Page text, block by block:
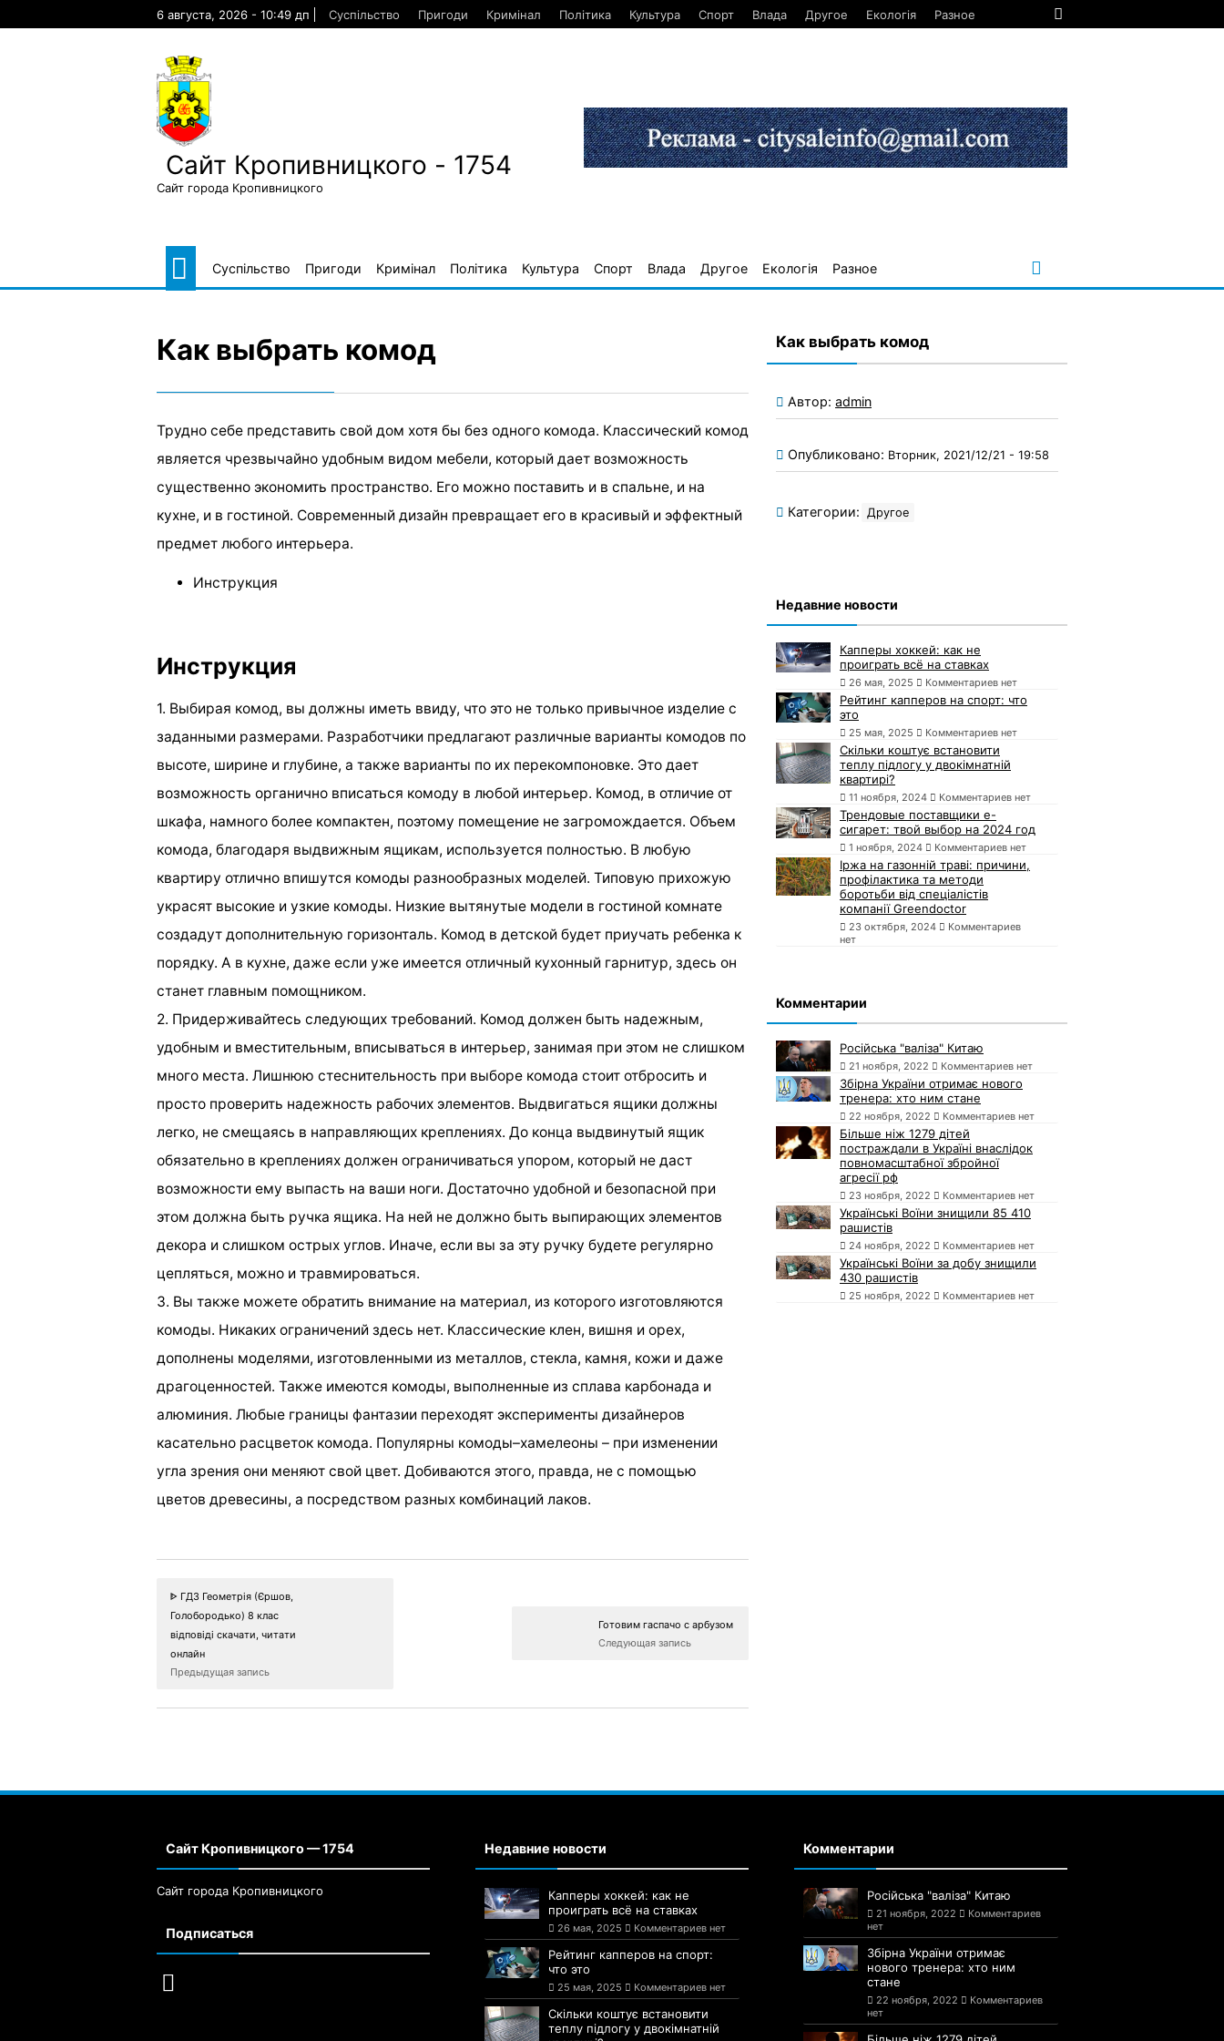
6 августа, 2026 - 10:49 дп Суспільство Пригоди Кримінал Політика Культура Спорт Влада Другое Екологія Разное
Сайт Кропивницкого - 1754
Сайт города Кропивницкого
Суспільство Пригоди Кримінал Політика Культура Спорт Влада Другое Екологія Разное
Как выбрать комод
Трудно себе представить свой дом хотя бы без одного комода. Классический комод
является чрезвычайно удобным видом мебели, который дает возможность
существенно экономить пространство. Его можно поставить и в спальне, и на
кухне, и в гостиной. Современный дизайн превращает его в красивый и эффектный
предмет любого интерьера.
Инструкция
Инструкция
1. Выбирая комод, вы должны иметь ввиду, что это не только привычное изделие с
заданными размерами. Разработчики предлагают различные варианты комодов по
высоте, ширине и глубине, а также варианты по их перекомпоновке. Это дает
возможность органично вписаться комоду в любой интерьер. Комод, в отличие от
шкафа, намного более компактен, поэтому помещение не загромождается. Объем
комода, благодаря выдвижным ящикам, используется полностью. В любую
квартиру отлично впишутся комоды разнообразных моделей. Типовую прихожую
украсят высокие и узкие комоды. Низкие вытянутые модели в гостиной комнате
создадут дополнительную горизонталь. Комод в детской будет приучать ребенка к
порядку. А в кухне, даже если уже имеется отличный кухонный гарнитур, здесь он
станет главным помощником.
2. Придерживайтесь следующих требований. Комод должен быть надежным,
удобным и вместительным, вписываться в интерьер, занимая при этом не слишком
много места. Лишнюю стеснительность при выборе комода стоит отбросить и
просто проверить надежность рабочих элементов. Выдвигаться ящики должны
легко, не смещаясь в направляющих креплениях. До конца выдвинутый ящик
обязательно в креплениях должен ограничиваться упором, который не даст
возможности ему выпасть на ваши ноги. Достаточно удобной и безопасной при
этом должна быть ручка ящика. На ней не должно быть выпирающих элементов
декора и слишком острых углов. Иначе, если вы за эту ручку будете регулярно
цепляться, можно и травмироваться.
3. Вы также можете обратить внимание на материал, из которого изготовляются
комоды. Никаких ограничений здесь нет. Классические клен, вишня и орех,
дополнены моделями, изготовленными из металлов, стекла, камня, кожи и даже
драгоценностей. Также имеются комоды, выполненные из сплава карбонада и
алюминия. Любые границы фантазии переходят эксперименты дизайнеров
касательно расцветок комода. Популярны комоды–хамелеоны – при изменении
угла зрения они меняют свой цвет. Добиваются этого, правда, не с помощью
цветов древесины, а посредством разных комбинаций лаков.
ᐈ ГДЗ Геометрія (Єршов,
Голобородько) 8 клас
відповіді скачати, читати
онлайн
Предыдущая запись
Готовим гаспачо с арбузом
Следующая запись
Как выбрать комод
Автор: admin
Опубликовано: Вторник, 2021/12/21 - 19:58
Категории: Другое
Недавние новости
Капперы хоккей: как не
проиграть всё на ставках
26 мая, 2025 Комментариев нет
Рейтинг капперов на спорт: что
это
25 мая, 2025 Комментариев нет
Скільки коштує встановити
теплу підлогу у двокімнатній
квартирі?
11 ноября, 2024 Комментариев нет
Трендовые поставщики e-
сигарет: твой выбор на 2024 год
1 ноября, 2024 Комментариев нет
Іржа на газонній траві: причини,
профілактика та методи
боротьби від спеціалістів
компанії Greendoctor
23 октября, 2024
Комментариев
нет
Комментарии
Російська "валіза" Китаю
21 ноября, 2022 Комментариев нет
Збірна України отримає нового
тренера: хто ним стане
22 ноября, 2022 Комментариев нет
Більше ніж 1279 дітей
постраждали в Україні внаслідок
повномасштабної збройної
агресії рф
23 ноября, 2022 Комментариев нет
Українські Воїни знищили 85 410
рашистів
24 ноября, 2022 Комментариев нет
Українські Воїни за добу знищили
430 рашистів
25 ноября, 2022 Комментариев нет
Сайт Кропивницкого — 1754
Сайт города Кропивницкого
Подписаться
Недавние новости
Капперы хоккей: как не
проиграть всё на ставках
26 мая, 2025 Комментариев нет
Рейтинг капперов на спорт:
что это
25 мая, 2025 Комментариев нет
Скільки коштує встановити
теплу підлогу у двокімнатній
Комментарии
Російська "валіза" Китаю
21 ноября, 2022
Комментариев
нет
Збірна України отримає
нового тренера: хто ним
стане
22 ноября, 2022
Комментариев
нет